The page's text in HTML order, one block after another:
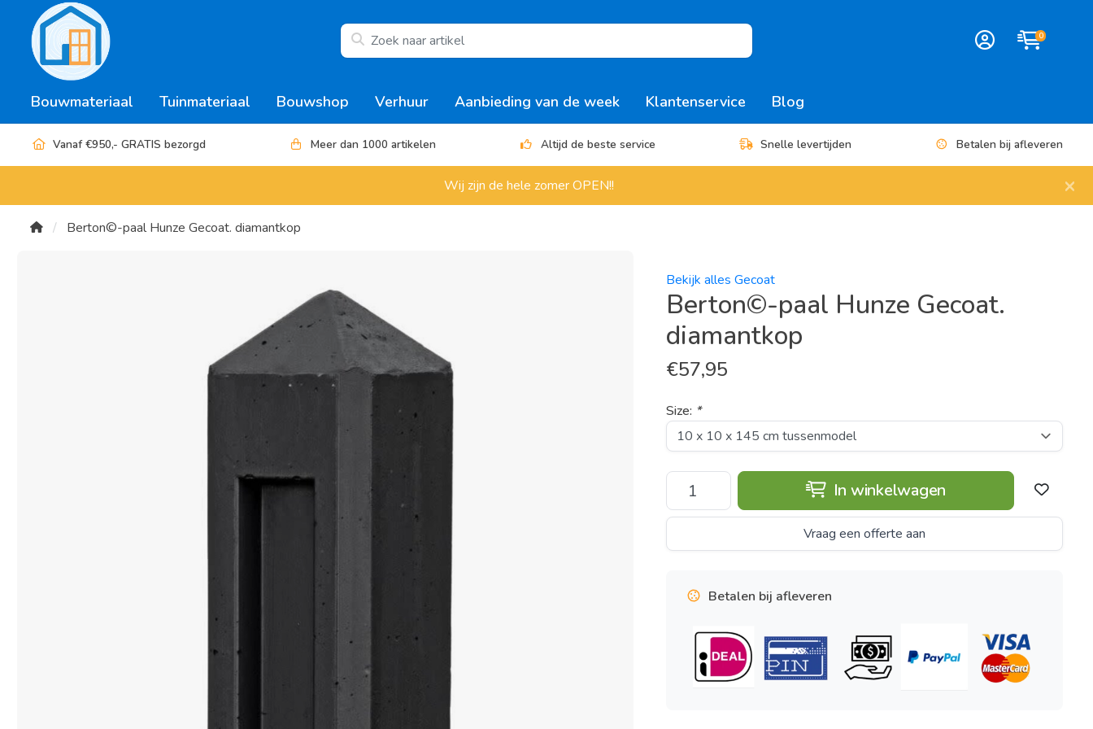
0
Bouwmateriaal Tuinmateriaal Bouwshop Verhuur Aanbieding van de week Klantenservice Blog
Vanaf €950,- GRATIS bezorgd Meer dan 1000 artikelen Altijd de beste service Snelle levertijden Betalen bij afleveren
Wij zijn de hele zomer OPEN!! ×
Berton©-paal Hunze Gecoat. diamantkop
Bekijk alles Gecoat
Berton©-paal Hunze Gecoat.
diamantkop
€57,95
Size: *
In winkelwagen
Vraag een offerte aan
Betalen bij afleveren